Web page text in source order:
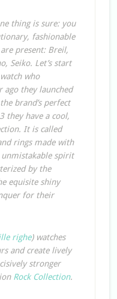
thing is sure: you
fashionable
present: Breil,
Seiko. Let’s start
who
ago they launched
brand’s perfect
they have a cool,
It is called
rings made with
spirit
by the
equisite shiny
for their
righe) watches
and create lively
stronger
Rock Collection.